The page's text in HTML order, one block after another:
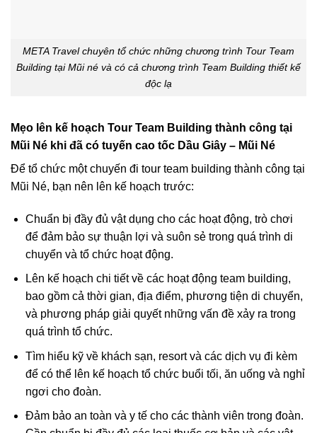
META Travel chuyên tổ chức những chương trình Tour Team
Building tại Mũi né và có cả chương trình Team Building thiết kế
độc lạ
Mẹo lên kế hoạch Tour Team Building thành công tại
Mũi Né khi đã có tuyến cao tốc Dầu Giây – Mũi Né
Để tổ chức một chuyến đi tour team building thành công tại
Mũi Né, bạn nên lên kế hoạch trước:
Chuẩn bị đầy đủ vật dụng cho các hoạt động, trò chơi
để đảm bảo sự thuận lợi và suôn sẻ trong quá trình di
chuyển và tổ chức hoạt động.
Lên kế hoạch chi tiết về các hoạt động team building,
bao gồm cả thời gian, địa điểm, phương tiện di chuyển,
và phương pháp giải quyết những vấn đề xảy ra trong
quá trình tổ chức.
Tìm hiểu kỹ về khách sạn, resort và các dịch vụ đi kèm
để có thể lên kế hoạch tổ chức buổi tối, ăn uống và nghỉ
ngơi cho đoàn.
Đảm bảo an toàn và y tế cho các thành viên trong đoàn.